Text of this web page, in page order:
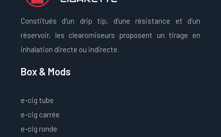
Constitués d’un drip tip, d’une résistance et d’un
réservoir, les clearomiseurs proposent un tirage en
inhalation directe ou indirecte.
Box & Mods
e-cig tube
e-cig carrée
e-cig ronde